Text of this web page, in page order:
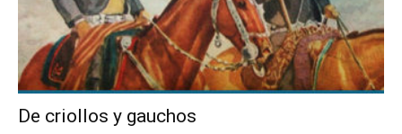
De criollos y gauchos